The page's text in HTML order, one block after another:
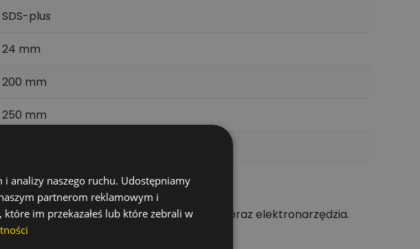
SDS-plus
24 mm
200 mm
250 mm
typu uchwytu do konkretnego materiału oraz elektronarzędzia.
analizy naszego ruchu. Udostępniamy
partnerom reklamowym i
im przekazałeś lub które zebrali w